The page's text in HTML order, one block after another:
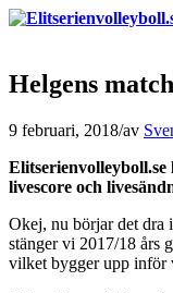
Helgens
9 februari, 2018/av
livescore och
Okej, nu börjar det dra
stänger vi 2017/18 års
vilket bygger upp inför